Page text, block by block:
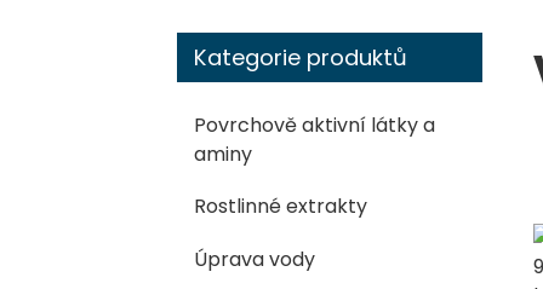
Kategorie produktů
Povrchově aktivní látky a
aminy
Rostlinné extrakty
Úprava vody